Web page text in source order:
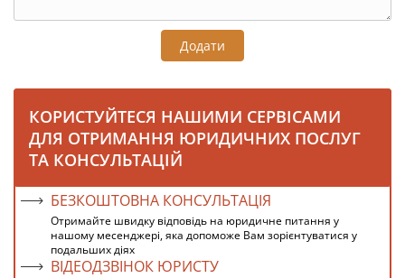
Додати
КОРИСТУЙТЕСЯ НАШИМИ СЕРВІСАМИ
ДЛЯ ОТРИМАННЯ ЮРИДИЧНИХ ПОСЛУГ
ТА КОНСУЛЬТАЦІЙ
БЕЗКОШТОВНА КОНСУЛЬТАЦІЯ
Отримайте швидку відповідь на юридичне питання у
нашому месенджері, яка допоможе Вам зорієнтуватися у
подальших діях
ВІДЕОДЗВІНОК ЮРИСТУ